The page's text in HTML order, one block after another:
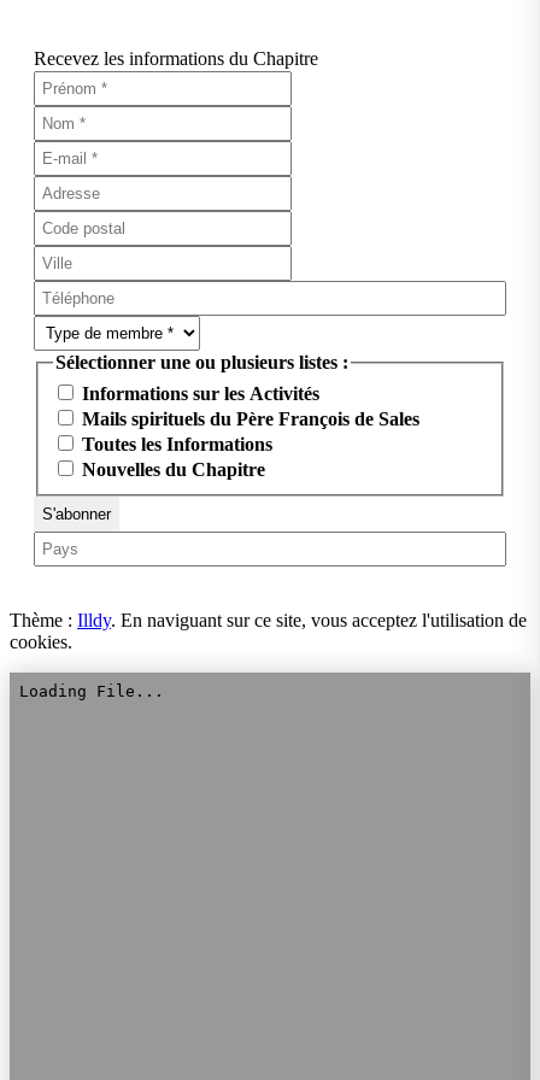
Recevez les informations du Chapitre
Sélectionner une ou plusieurs listes :
Informations sur les Activités
Mails spirituels du Père François de Sales
Toutes les Informations
Nouvelles du Chapitre
Thème : Illdy. En naviguant sur ce site, vous acceptez l'utilisation de
cookies.